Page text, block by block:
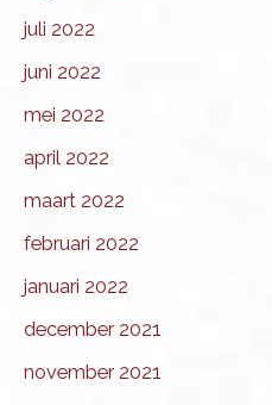
juli 2022
juni 2022
mei 2022
april 2022
maart 2022
februari 2022
januari 2022
december 2021
november 2021